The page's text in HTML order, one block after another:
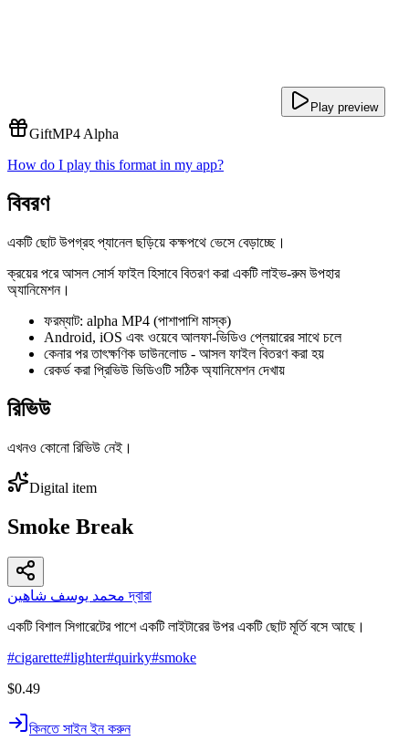
Play preview
GiftMP4 Alpha
How do I play this format in my app?
বিবরণ
একটি ছোট উপগ্রহ প্যানেল ছড়িয়ে কক্ষপথে ভেসে বেড়াচ্ছে।
ক্রয়ের পরে আসল সোর্স ফাইল হিসাবে বিতরণ করা একটি লাইভ-রুম উপহার
অ্যানিমেশন।
ফরম্যাট: alpha MP4 (পাশাপাশি মাস্ক)
Android, iOS এবং ওয়েবে আলফা-ভিডিও প্লেয়ারের সাথে চলে
কেনার পর তাৎক্ষণিক ডাউনলোড - আসল ফাইল বিতরণ করা হয়
রেকর্ড করা প্রিভিউ ভিডিওটি সঠিক অ্যানিমেশন দেখায়
রিভিউ
এখনও কোনো রিভিউ নেই।
Digital item
Smoke Break
محمد يوسف شاهين দ্বারা
একটি বিশাল সিগারেটের পাশে একটি লাইটারের উপর একটি ছোট মূর্তি বসে আছে।
#cigarette#lighter#quirky#smoke
$0.49
কিনতে সাইন ইন করুন